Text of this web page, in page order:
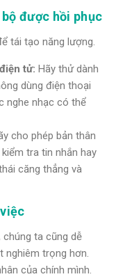
được hồi phục
tái tạo năng lượng.
tử: Hãy thử dành
dùng điện thoại
nghe nhạc có thể
cho phép bản thân
tra tin nhắn hay
căng thẳng và
ta cũng dễ
nghiêm trọng hơn.
của chính mình.